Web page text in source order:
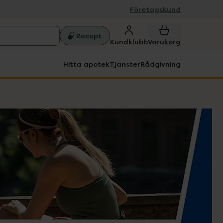
Företagskund
Recept
KundklubbVarukorg
Hitta apotekTjänsterRådgivning